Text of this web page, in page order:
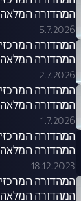
המהדורה המלאה
5.7.2026
המהדורה המלאה
2.7.2026
המהדורה המלאה
1.7.2026
המהדורה המלאה
18.12.2023
המהדורה המלאה